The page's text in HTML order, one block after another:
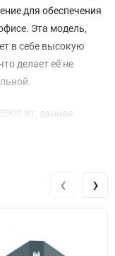
для обеспечения
Эта модель,
в себе высокую
делает её не
Вт, данная
от 26 до 44 м². Она
всего 1300 Вт,
900 м³/ч на
‹ ›